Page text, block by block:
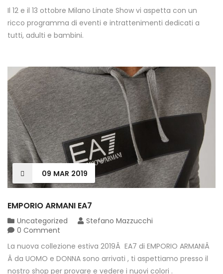
Il 12 e il 13 ottobre Milano Linate Show vi aspetta con un
ricco programma di eventi e intrattenimenti dedicati a
tutti, adulti e bambini.
09 MAR 2019
EMPORIO ARMANI EA7
Uncategorized
Stefano Mazzucchi
0 Comment
La nuova collezione estiva 2019Â EA7 di EMPORIO ARMANIÂ
Â da UOMO e DONNA sono arrivati , ti aspettiamo presso il
nostro shop per provare e vedere i nuovi colori .